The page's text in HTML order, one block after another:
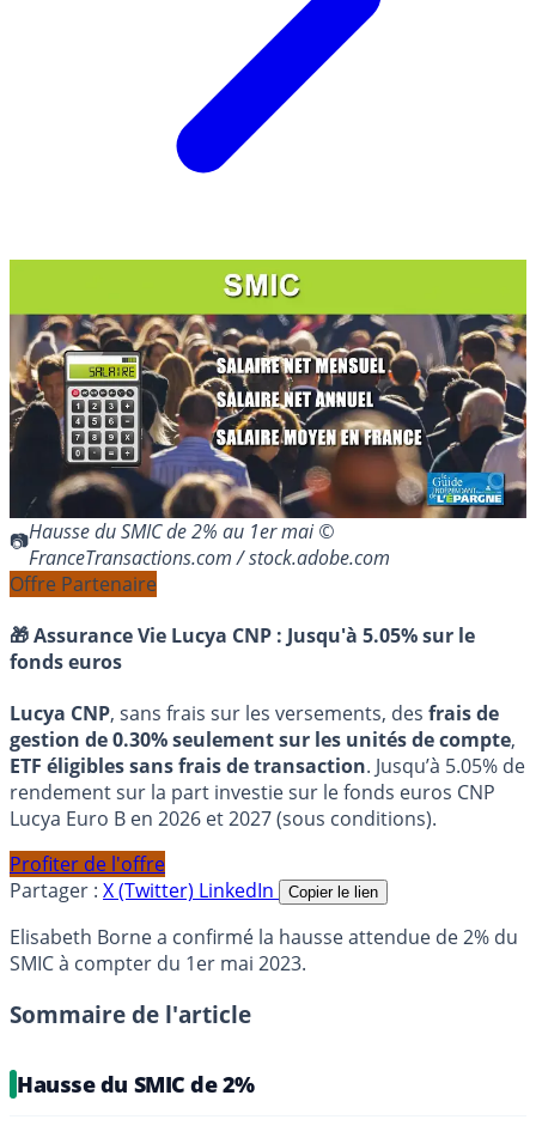
Hausse du SMIC de 2% au 1er mai ©
FranceTransactions.com / stock.adobe.com
Offre Partenaire
🎁 Assurance Vie Lucya CNP : Jusqu'à 5.05% sur le
fonds euros
Lucya CNP, sans frais sur les versements, des frais de
gestion de 0.30% seulement sur les unités de compte,
ETF éligibles sans frais de transaction. Jusqu’à 5.05% de
rendement sur la part investie sur le fonds euros CNP
Lucya Euro B en 2026 et 2027 (sous conditions).
Profiter de l'offre
Partager : X (Twitter) LinkedIn Copier le lien
Elisabeth Borne a confirmé la hausse attendue de 2% du
SMIC à compter du 1er mai 2023.
Sommaire de l'article
Hausse du SMIC de 2%